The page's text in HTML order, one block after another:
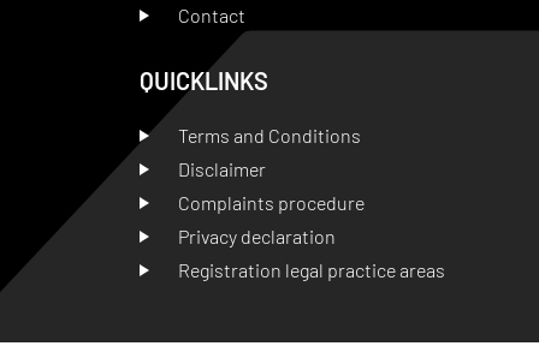
Contact
QUICKLINKS
Terms and Conditions
Disclaimer
Complaints procedure
Privacy declaration
Registration legal practice areas